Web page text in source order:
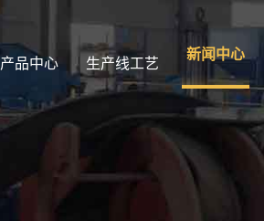
产品中心 生产线工艺
新闻中心